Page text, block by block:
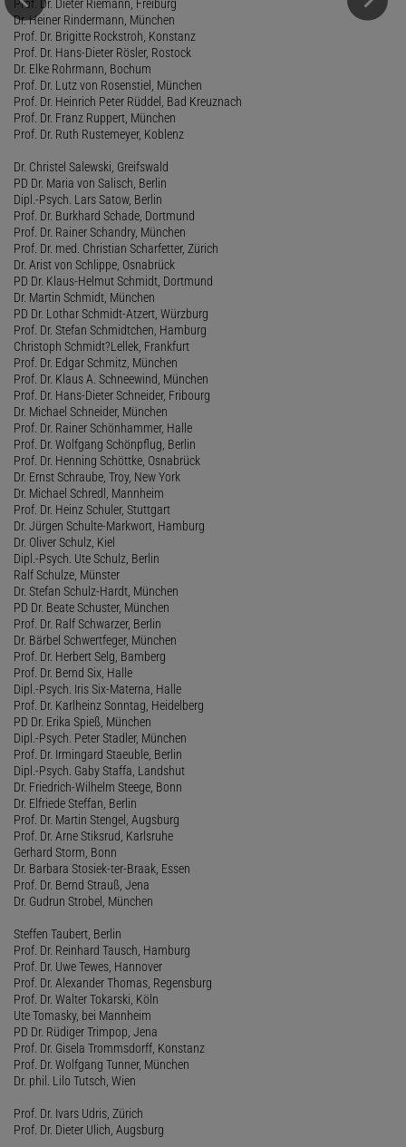
Prof. Dr. Dieter Riemann, Freiburg
Dr. Heiner Rindermann, München
Prof. Dr. Brigitte Rockstroh, Konstanz
Prof. Dr. Hans-Dieter Rösler, Rostock
Dr. Elke Rohrmann, Bochum
Prof. Dr. Lutz von Rosenstiel, München
Prof. Dr. Heinrich Peter Rüddel, Bad Kreuznach
Prof. Dr. Franz Ruppert, München
Prof. Dr. Ruth Rustemeyer, Koblenz
Dr. Christel Salewski, Greifswald
PD Dr. Maria von Salisch, Berlin
Dipl.-Psych. Lars Satow, Berlin
Prof. Dr. Burkhard Schade, Dortmund
Prof. Dr. Rainer Schandry, München
Prof. Dr. med. Christian Scharfetter, Zürich
Dr. Arist von Schlippe, Osnabrück
PD Dr. Klaus-Helmut Schmidt, Dortmund
Dr. Martin Schmidt, München
PD Dr. Lothar Schmidt-Atzert, Würzburg
Prof. Dr. Stefan Schmidtchen, Hamburg
Christoph Schmidt?Lellek, Frankfurt
Prof. Dr. Edgar Schmitz, München
Prof. Dr. Klaus A. Schneewind, München
Prof. Dr. Hans-Dieter Schneider, Fribourg
Dr. Michael Schneider, München
Prof. Dr. Rainer Schönhammer, Halle
Prof. Dr. Wolfgang Schönpflug, Berlin
Prof. Dr. Henning Schöttke, Osnabrück
Dr. Ernst Schraube, Troy, New York
Dr. Michael Schredl, Mannheim
Prof. Dr. Heinz Schuler, Stuttgart
Dr. Jürgen Schulte-Markwort, Hamburg
Dr. Oliver Schulz, Kiel
Dipl.-Psych. Ute Schulz, Berlin
Ralf Schulze, Münster
Dr. Stefan Schulz-Hardt, München
PD Dr. Beate Schuster, München
Prof. Dr. Ralf Schwarzer, Berlin
Dr. Bärbel Schwertfeger, München
Prof. Dr. Herbert Selg, Bamberg
Prof. Dr. Bernd Six, Halle
Dipl.-Psych. Iris Six-Materna, Halle
Prof. Dr. Karlheinz Sonntag, Heidelberg
PD Dr. Erika Spieß, München
Dipl.-Psych. Peter Stadler, München
Prof. Dr. Irmingard Staeuble, Berlin
Dipl.-Psych. Gaby Staffa, Landshut
Dr. Friedrich-Wilhelm Steege, Bonn
Dr. Elfriede Steffan, Berlin
Prof. Dr. Martin Stengel, Augsburg
Prof. Dr. Arne Stiksrud, Karlsruhe
Gerhard Storm, Bonn
Dr. Barbara Stosiek-ter-Braak, Essen
Prof. Dr. Bernd Strauß, Jena
Dr. Gudrun Strobel, München
Steffen Taubert, Berlin
Prof. Dr. Reinhard Tausch, Hamburg
Prof. Dr. Uwe Tewes, Hannover
Prof. Dr. Alexander Thomas, Regensburg
Prof. Dr. Walter Tokarski, Köln
Ute Tomasky, bei Mannheim
PD Dr. Rüdiger Trimpop, Jena
Prof. Dr. Gisela Trommsdorff, Konstanz
Prof. Dr. Wolfgang Tunner, München
Dr. phil. Lilo Tutsch, Wien
Prof. Dr. Ivars Udris, Zürich
Prof. Dr. Dieter Ulich, Augsburg